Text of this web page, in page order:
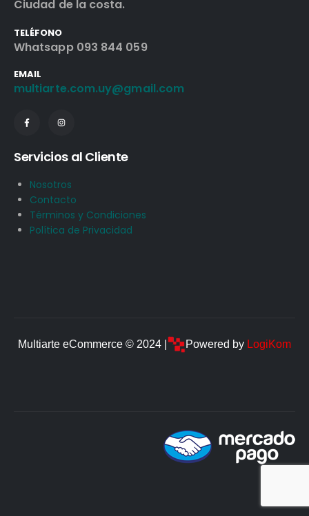
Ciudad de la costa.
TELÉFONO
Whatsapp 093 844 059
EMAIL
multiarte.com.uy@gmail.com
Servicios al Cliente
Nosotros
Contacto
Términos y Condiciones
Política de Privacidad
Multiarte eCommerce © 2024 | Powered by LogiKom